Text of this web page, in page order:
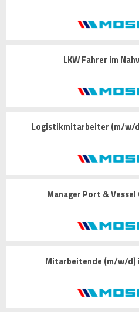
LKW Fahrer im
Logistikmitarbeiter (m/w/
Manager Port &
Mitarbeitende (m/w/d)